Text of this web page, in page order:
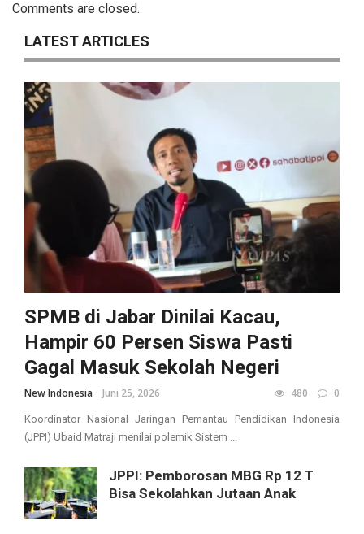
Comments are closed.
LATEST ARTICLES
SPMB di Jabar Dinilai Kacau,
Hampir 60 Persen Siswa Pasti
Gagal Masuk Sekolah Negeri
New Indonesia Juni 25, 2026 480 0
Koordinator Nasional Jaringan Pemantau Pendidikan Indonesia
(JPPI) Ubaid Matraji menilai polemik Sistem ...
JPPI: Pemborosan MBG Rp 12 T
Bisa Sekolahkan Jutaan Anak